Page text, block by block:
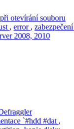
otevírání souboru
, error , zabezpečení
2008, 2010
`#hdd #dat ,